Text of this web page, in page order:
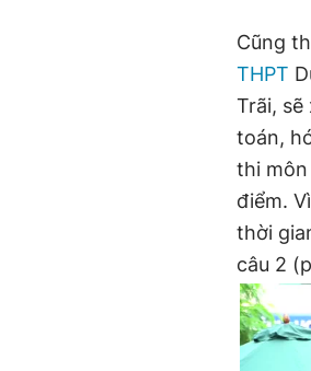
Cũng
THPT
Trãi,
toán,
thi môn
điểm.
thời
câu 2